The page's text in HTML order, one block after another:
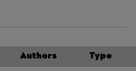
Authors Type